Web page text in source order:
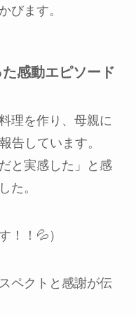
びます。
感動エピソード
理を作り、母親に
告しています。
と実感した」と感
た。
！！💦）
ペクトと感謝が伝